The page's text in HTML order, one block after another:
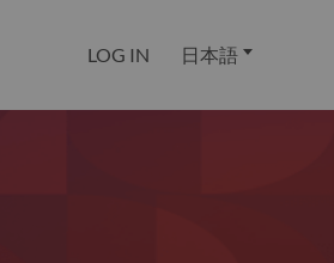
LOG IN 日本語